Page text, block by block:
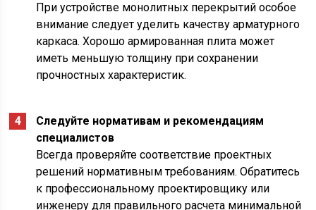
При устройстве монолитных перекрытий особое
внимание следует уделить качеству арматурного
каркаса. Хорошо армированная плита может
иметь меньшую толщину при сохранении
прочностных характеристик.
Следуйте нормативам и рекомендациям
специалистов
Всегда проверяйте соответствие проектных
решений нормативным требованиям. Обратитесь
к профессиональному проектировщику или
инженеру для правильного расчета минимальной